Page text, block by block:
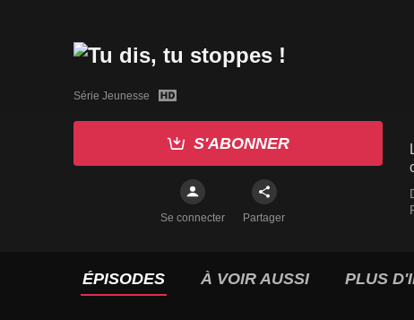
Série Jeunesse
S'ABONNER
Se connecter Partager
ÉPISODES À VOIR AUSSI PLUS